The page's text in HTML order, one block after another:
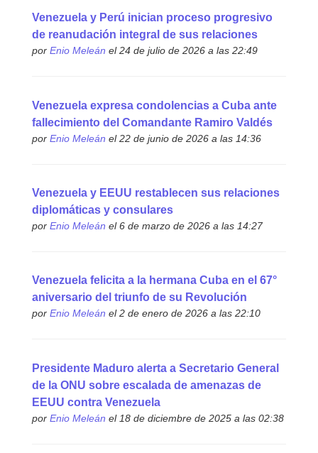
Venezuela y Perú inician proceso progresivo
de reanudación integral de sus relaciones
por Enio Meleán el 24 de julio de 2026 a las 22:49
Venezuela expresa condolencias a Cuba ante
fallecimiento del Comandante Ramiro Valdés
por Enio Meleán el 22 de junio de 2026 a las 14:36
Venezuela y EEUU restablecen sus relaciones
diplomáticas y consulares
por Enio Meleán el 6 de marzo de 2026 a las 14:27
Venezuela felicita a la hermana Cuba en el 67°
aniversario del triunfo de su Revolución
por Enio Meleán el 2 de enero de 2026 a las 22:10
Presidente Maduro alerta a Secretario General
de la ONU sobre escalada de amenazas de
EEUU contra Venezuela
por Enio Meleán el 18 de diciembre de 2025 a las 02:38